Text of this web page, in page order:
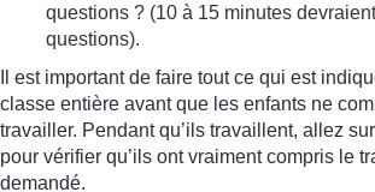
questions ? (10 à 15 minutes
questions).
Il est important de faire tout ce qui est
classe entière avant que les enfants ne
travailler. Pendant qu’ils travaillent, allez
pour vérifier qu’ils ont vraiment compris le
demandé.